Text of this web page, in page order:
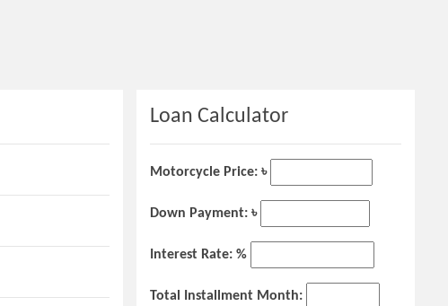
Loan Calculator
Motorcycle Price: ৳
Down Payment: ৳
Interest Rate: %
Total Installment Month: